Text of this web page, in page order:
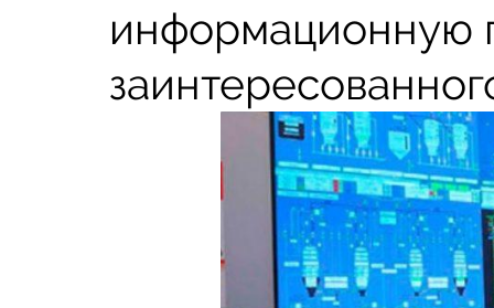
информационную